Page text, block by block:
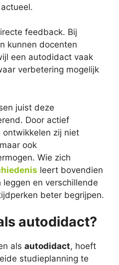
feedback. Bij
kunnen docenten
een autodidact vaak
verbetering mogelijk
juist deze
Door actief
ontwikkelen zij niet
ook
Wie zich
leert bovendien
en verschillende
beter begrijpen.
autodidact?
als autodidact, hoeft
studieplanning te